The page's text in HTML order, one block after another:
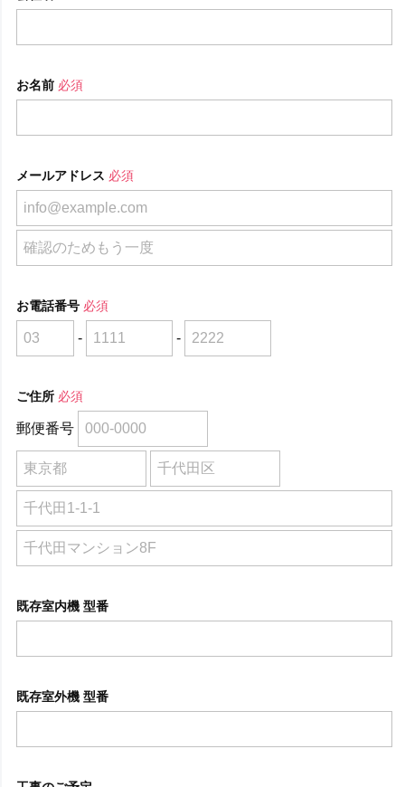
お名前 必須
メールアドレス 必須
お電話番号 必須
- -
ご住所 必須
郵便番号
既存室内機 型番
既存室外機 型番